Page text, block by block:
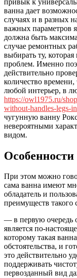
ванна дает
случаях и в разных
важных параметров
должна быть
случае ремонтных
выбирать ту,
проблем. Именно
действительно
количество
любой интерьер, в
https://owl1975.ru/
without-handles-legs-
чугунную ванну
невероятными
видом.
При этом можно
сама ванна имеют
обладатель и
преимуществ такого
— в первую очередь
является по-
которому такая
обстоятельства, и
это действительно
поддерживать
первозданный вид